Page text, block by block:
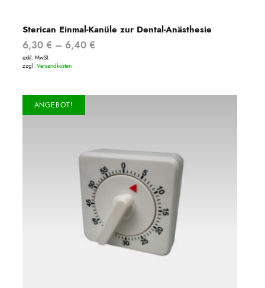
Sterican Einmal-Kanüle zur Dental-Anästhesie
6,30 € – 6,40 €
exkl. MwSt.
zzgl. Versandkosten
ANGEBOT!